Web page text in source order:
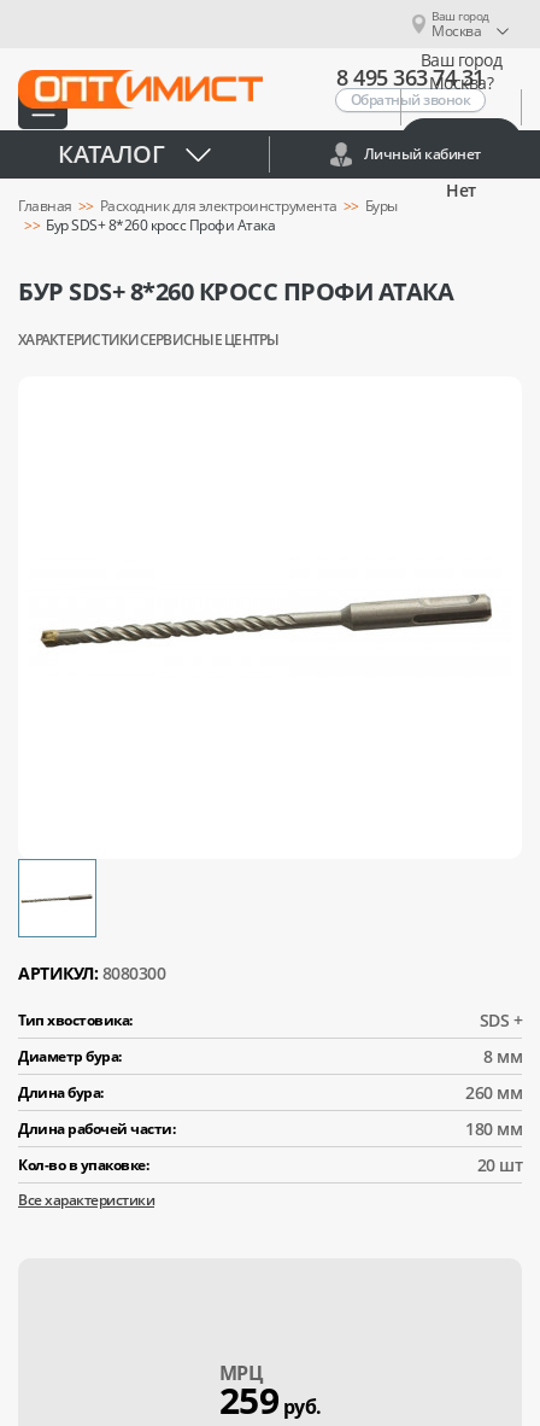
Ваш город
Москва
Ваш город
Москва?
Нет
8 495 363 74 31
Обратный звонок
КАТАЛОГ Личный кабинет
Главная Расходник для электроинструмента
Буры
Бур SDS+ 8*260 кросс Профи Атака
БУР SDS+ 8*260 КРОСС ПРОФИ АТАКА
ХАРАКТЕРИСТИКИСЕРВИСНЫЕ ЦЕНТРЫ
АРТИКУЛ: 8080300
Тип хвостовика: SDS +
Диаметр бура: 8 мм
Длина бура: 260 мм
Длина рабочей части: 180 мм
Кол-во в упаковке: 20 шт
Все характеристики
МPЦ
259 руб.